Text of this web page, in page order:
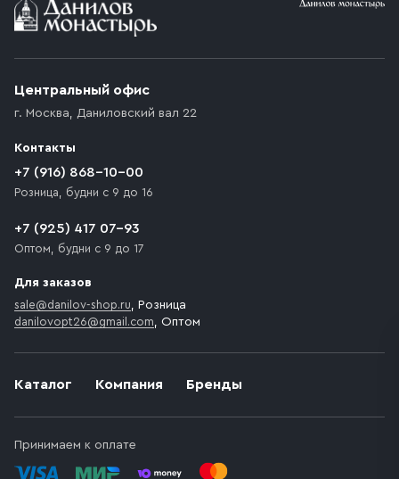
Каталог Компания Бренды
Принимаем к оплате
Центральный офис
г. Москва, Даниловский вал 22
Контакты
+7 (916) 868-10-00
Розница, будни с 9 до 16
+7 (925) 417 07-93
Оптом, будни с 9 до 17
Для заказов
sale@danilov-shop.ru, Розница
danilovopt26@gmail.com, Оптом